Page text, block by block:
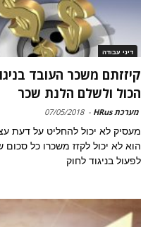
דיני עבודה
קיזזתם משכר העובד
הכול ולשלם הלנת שכר
מערכת HRus -
07/05/2018
מעסיק לא יכול להחליט על דעת
הוא לא יכול לקזז משכרו כל סכום
לפעול בניגוד לחוק